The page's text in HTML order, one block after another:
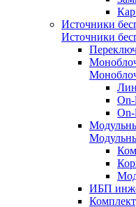
Источники
Источники
ИБП